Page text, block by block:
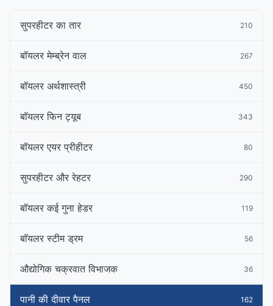
सुपरहीटर का तार 210
बॉयलर मेम्ब्रेन वाल 267
बॉयलर अर्थशास्त्री 450
बॉयलर फिन ट्यूब 343
बॉयलर एयर प्रीहीटर 80
सुपरहीटर और रेहटर 290
बॉयलर कई गुना हेडर 119
बॉयलर स्टीम ड्रम 56
औद्योगिक चक्रवात विभाजक 36
पानी की दीवार पैनल 162